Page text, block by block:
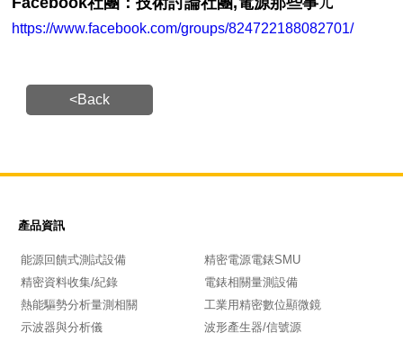
https://www.facebook.com/groups/824722188082701/
<Back
產品資訊
能源回饋式測試設備
精密電源電錶SMU
精密資料收集/紀錄
電錶相關量測設備
熱能驅勢分析量測相關
工業用精密數位顯微鏡
示波器與分析儀
波形產生器/信號源